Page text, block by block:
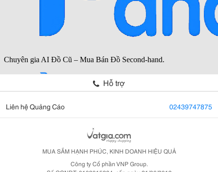
Hỗ trợ
Liên hệ Quảng Cáo 02439747875
MUA SẮM HẠNH PHÚC, KINH DOANH HIỆU QUẢ
Công ty Cổ phần VNP Group.